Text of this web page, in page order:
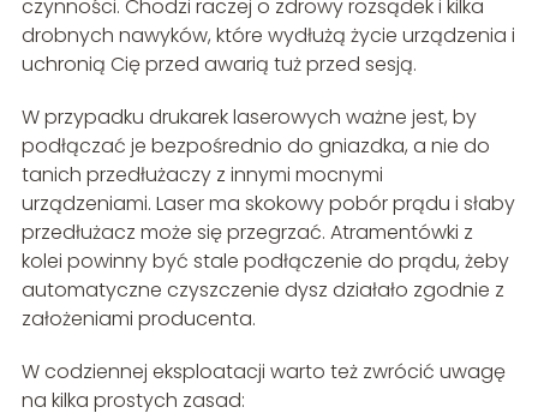
czynności. Chodzi raczej o zdrowy rozsądek i kilka
drobnych nawyków, które wydłużą życie urządzenia i
uchronią Cię przed awarią tuż przed sesją.
W przypadku drukarek laserowych ważne jest, by
podłączać je bezpośrednio do gniazdka, a nie do
tanich przedłużaczy z innymi mocnymi
urządzeniami. Laser ma skokowy pobór prądu i słaby
przedłużacz może się przegrzać. Atramentówki z
kolei powinny być stale podłączenie do prądu, żeby
automatyczne czyszczenie dysz działało zgodnie z
założeniami producenta.
W codziennej eksploatacji warto też zwrócić uwagę
na kilka prostych zasad: